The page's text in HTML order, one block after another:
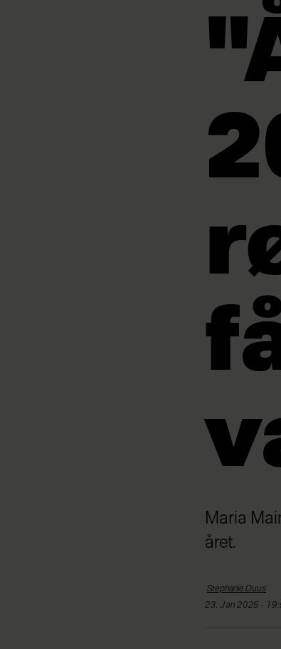
Maria
året.
Stephanie Duus
23. Jan 2025 -